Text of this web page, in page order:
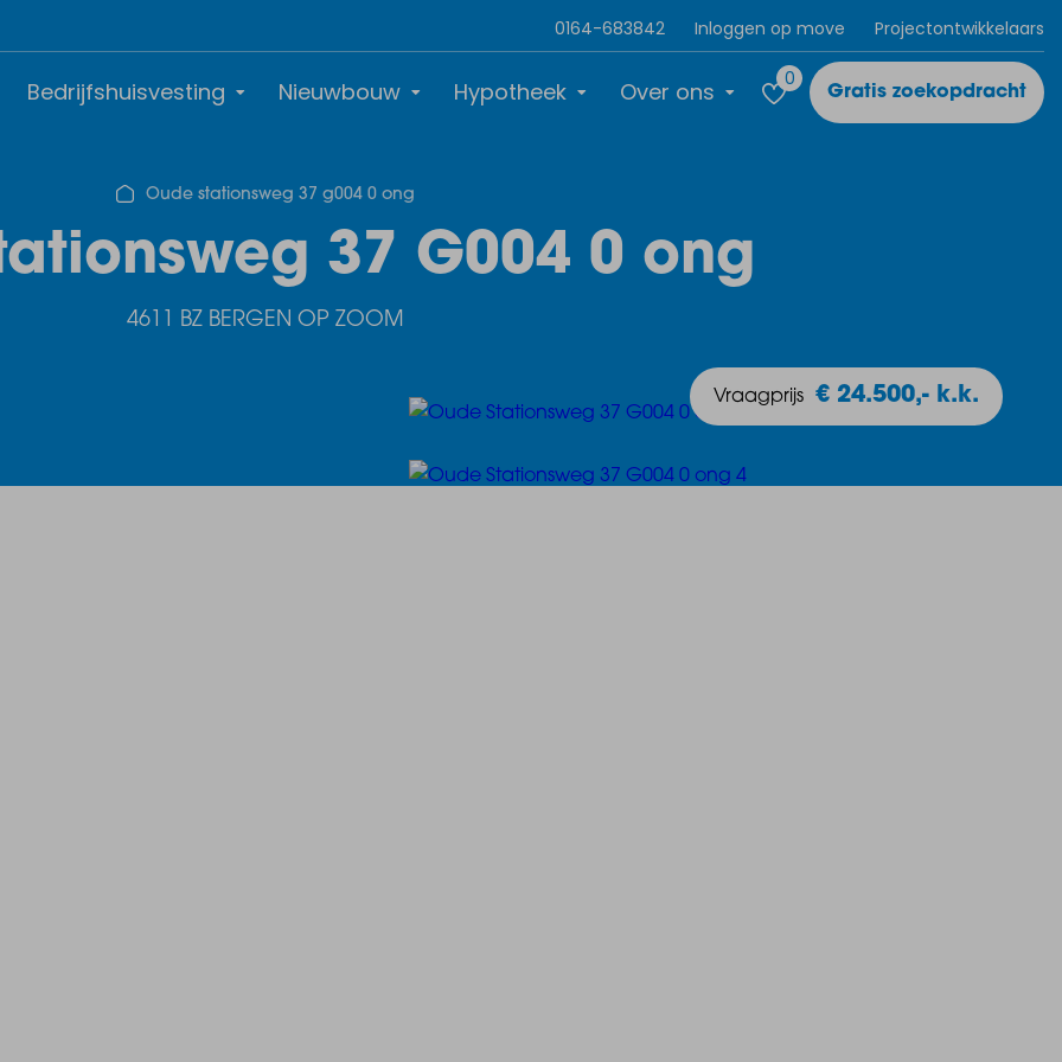
0164-683842 Inloggen op move Projectontwikkelaars
Bedrijfshuisvesting Nieuwbouw Hypotheek Over ons 0
Gratis zoekopdracht
Oude stationsweg 37 g004 0 ong
37 G004 0 ong
4611 BZ BERGEN OP ZOOM
Vraagprijs € 24.500,- k.k.